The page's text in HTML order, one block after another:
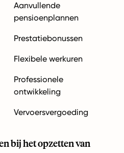
Aanvullende
pensioenplannen
Prestatiebonussen
Flexibele werkuren
Professionele
ontwikkeling
Vervoersvergoeding
bij het opzetten van